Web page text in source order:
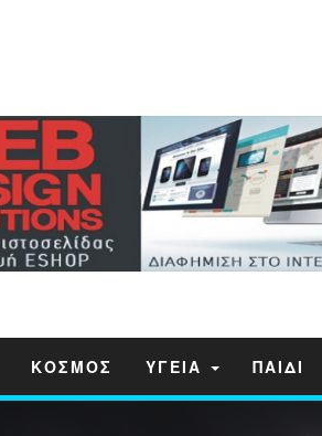
ΚΟΣΜΟΣ ΥΓΕΙΑ ΠΑΙΔΙ